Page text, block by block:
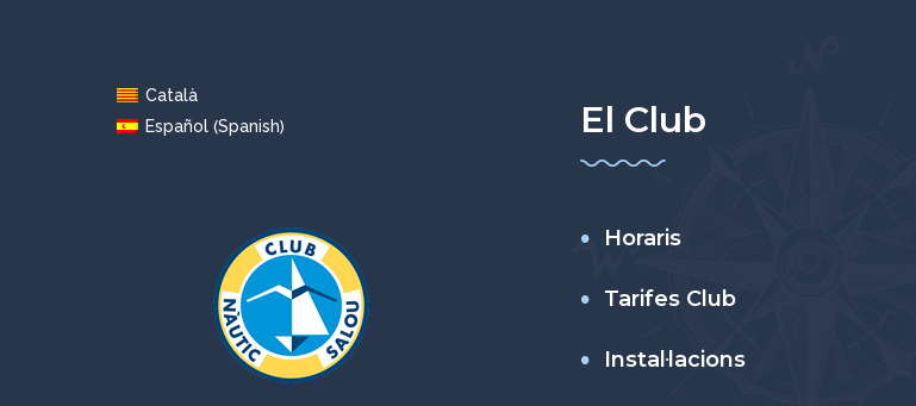
Català
Español(Spanish) El Club
Horaris
Tarifes Club
Instal·lacions